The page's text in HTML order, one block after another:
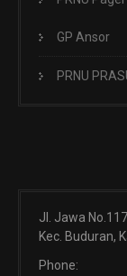
GP Ansor
PRNU
Jl. Jawa
Kec. Buduran,
Phone: